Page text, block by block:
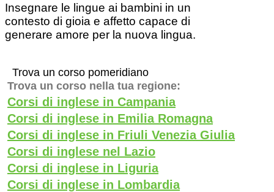
Insegnare le lingue ai bambini in un
contesto di gioia e affetto capace di
generare amore per la nuova lingua.
Trova un corso pomeridiano
Trova un corso nella tua regione:
Corsi di inglese in Campania
Corsi di inglese in Emilia Romagna
Corsi di inglese in Friuli Venezia Giulia
Corsi di inglese nel Lazio
Corsi di inglese in Liguria
Corsi di inglese in Lombardia